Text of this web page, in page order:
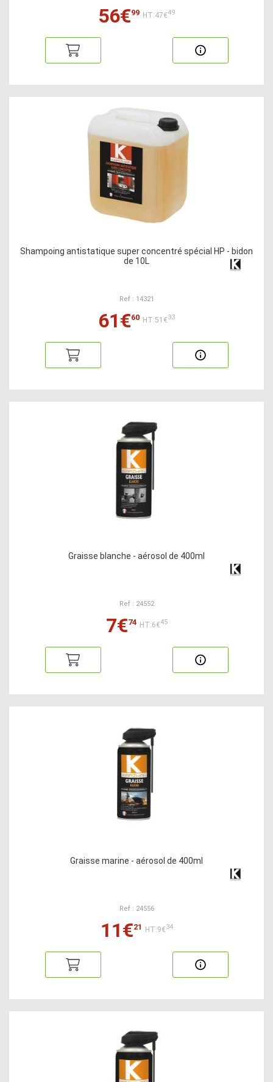
56€99 HT:47€49
Shampoing antistatique super concentré spécial HP - bidon
de 10L
Ref : 14321
61€60 HT:51€33
Graisse blanche - aérosol de 400ml
Ref : 24552
7€74 HT:6€45
Graisse marine - aérosol de 400ml
Ref : 24556
11€21 HT:9€34